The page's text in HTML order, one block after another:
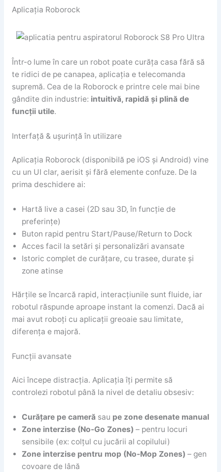
Aplicația Roborock
Într-o lume în care un robot poate curăța casa fără să
te ridici de pe canapea, aplicația e telecomanda
supremă. Cea de la Roborock e printre cele mai bine
gândite din industrie: intuitivă, rapidă și plină de
funcții utile.
Interfață & ușurință în utilizare
Aplicația Roborock (disponibilă pe iOS și Android) vine
cu un UI clar, aerisit și fără elemente confuze. De la
prima deschidere ai:
Hartă live a casei (2D sau 3D, în funcție de
preferințe)
Buton rapid pentru Start/Pause/Return to Dock
Acces facil la setări și personalizări avansate
Istoric complet de curățare, cu trasee, durate și
zone atinse
Hărțile se încarcă rapid, interacțiunile sunt fluide, iar
robotul răspunde aproape instant la comenzi. Dacă ai
mai avut roboți cu aplicații greoaie sau limitate,
diferența e majoră.
Funcții avansate
Aici începe distracția. Aplicația îți permite să
controlezi robotul până la nivel de detaliu obsesiv:
Curățare pe cameră sau pe zone desenate manual
Zone interzise (No-Go Zones) – pentru locuri
sensibile (ex: colțul cu jucării al copilului)
Zone interzise pentru mop (No-Mop Zones) – gen
covoare de lână